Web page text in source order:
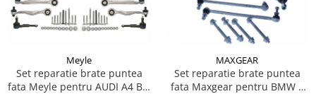
Suporti si placi prindere
Meyle
Set reparatie brate puntea
fata Meyle pentru AUDI A4 B5,
MAXGEAR
Set reparatie brate puntea
fata Maxgear pentru BMW 1